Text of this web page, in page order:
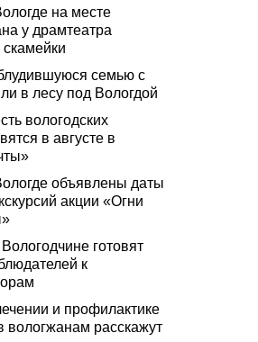
на месте
у драмтеатра
скамейки
семью с
в лесу под Вологдой
вологодских
в августе в
объявлены даты
акции «Огни
готовят
к
и профилактике
вологжанам расскажут